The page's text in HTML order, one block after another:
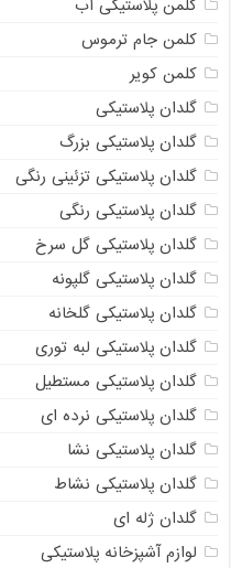
کلمن پلاستیکی آب
کلمن جام ترموس
کلمن کویر
گلدان پلاستیکی
گلدان پلاستیکی بزرگ
گلدان پلاستیکی تزئینی رنگی
گلدان پلاستیکی رنگی
گلدان پلاستیکی گل سرخ
گلدان پلاستیکی گلپونه
گلدان پلاستیکی گلخانه
گلدان پلاستیکی لبه توری
گلدان پلاستیکی مستطیل
گلدان پلاستیکی نرده ای
گلدان پلاستیکی نشا
گلدان پلاستیکی نشاط
گلدان ژله ای
لوازم آشپزخانه پلاستیکی